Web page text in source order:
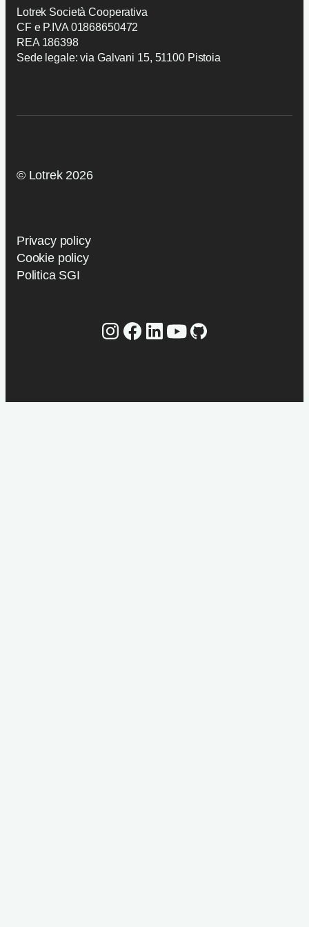
Lotrek Società Cooperativa
CF e P.IVA 01868650472
REA 186398
Sede legale: via Galvani 15, 51100 Pistoia
© Lotrek 2026
Privacy policy
Cookie policy
Politica SGI